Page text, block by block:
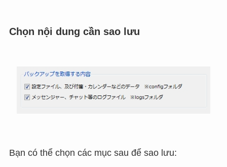
Chọn nội dung cần sao lưu
Bạn có thể chọn các mục sau để sao lưu: